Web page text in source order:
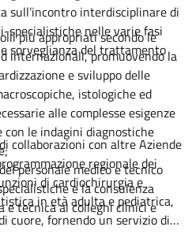
sull’incontro interdisciplinare di
specialistiche nelle varie fasi
sorveglianza del trattamento
più appropriati secondo le
internazionali, promuovendo la
e sviluppo delle
istologiche ed
alle complesse esigenze
con le indagini diagnostiche
personale medico e tecnico
e la consulenza
e tecnica ai colleghi clinici e
collaborazioni con altre Aziende
regionale dei
di cardiochirurgia e
in età adulta e pediatrica,
cuore, fornendo un servizio di